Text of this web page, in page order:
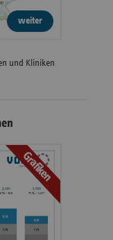
weiter
und Kliniken
Grafiken